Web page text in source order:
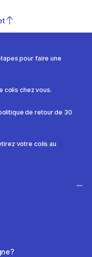
pour faire une
colis chez vous.
de retour de 30
votre colis au